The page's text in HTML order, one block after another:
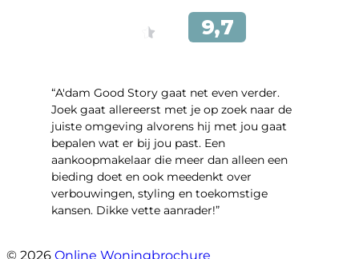
“A'dam Good Story gaat net even verder.
Joek gaat allereerst met je op zoek naar de
juiste omgeving alvorens hij met jou gaat
bepalen wat er bij jou past. Een
aankoopmakelaar die meer dan alleen een
bieding doet en ook meedenkt over
verbouwingen, styling en toekomstige
kansen. Dikke vette aanrader!”
© 2026 Online Woningbrochure